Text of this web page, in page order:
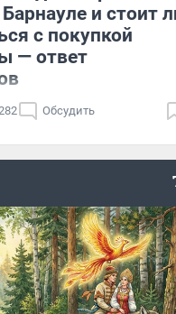
и стоит
с покупкой
— ответ
Обсудить